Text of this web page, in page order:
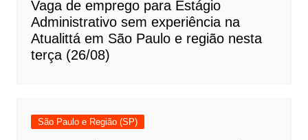
Vaga de emprego para Estágio
Administrativo sem experiência na
Atualittá em São Paulo e região nesta
terça (26/08)
São Paulo e Região (SP)